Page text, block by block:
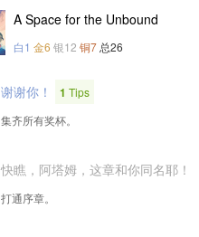
A Space for the Unbound
白1 金6 银12 铜7 总26
谢谢你！ 1 Tips
集齐所有奖杯。
快瞧，阿塔姆，这章和你同名耶！
打通序章。